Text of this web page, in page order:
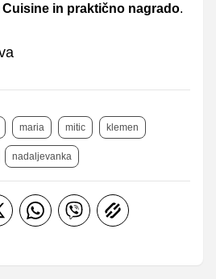
in praktično nagrado.
maria mitic klemen
nadaljevanka